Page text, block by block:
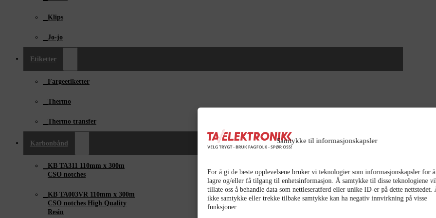
Samtykke til informasjonskapsler
For å gi de beste opplevelsene bruker vi teknologier som informasjonskapsler for å
lagre og/eller få tilgang til enhetsinformasjon. Å samtykke til disse teknologiene
tillate oss å behandle data som nettleseratferd eller unike ID-er på dette nettstedet.
ikke samtykke eller trekke tilbake samtykke kan ha negativ innvirkning på visse
funksjoner.
Klips
Jo-jo
Etiketter
Fargeetiketter
Thermo
Thermo transfer
Karbonbånd
KB TA311 110mm x ­300m
CSO notches
KB TA003VR 110mm x 300m
CSO notches High Quality
Resin